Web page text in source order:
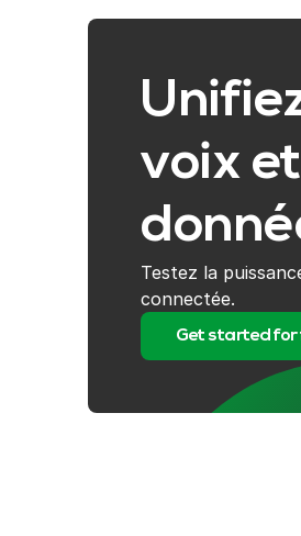
voix
Testez la
connectée.
Get started for